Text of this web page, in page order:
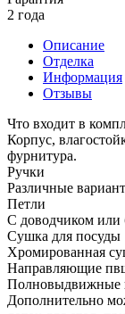
2 года
Описание
Отделка
Информация
Отзывы
Что входит в
Корпус,
фурнитура.
Ручки
Различные
Петли
С доводчиком или
Сушка для посуды
Хромированная
Направляющие
Полновыдвижные
Дополнительно